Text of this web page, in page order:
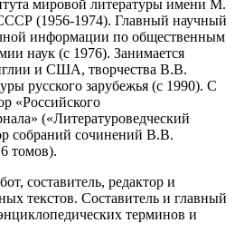
мировой литературы имени М.
(1956-1974). Главный научный
информации по общественным
наук (с 1976). Занимается
и США, творчества В.В.
русского зарубежья (с 1990). С
«Российского
(«Литературоведческий
собраний сочинений В.В.
томов).
составитель, редактор и
текстов. Составитель и главный
терминов и